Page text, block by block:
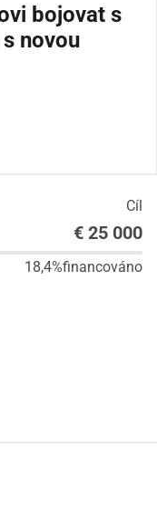
bojovat s
novou
Cíl
€ 25 000
18,4%financováno